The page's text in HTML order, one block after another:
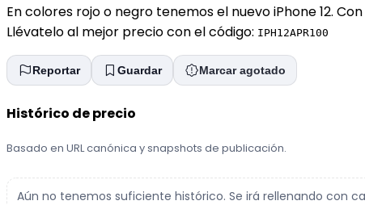
En colores rojo o negro tenemos el nuevo iPhone 12.
Llévatelo al mejor precio con el código: IPH12APR100
Reportar Guardar Marcar agotado
Histórico de precio
Basado en URL canónica y snapshots de publicación.
Aún no tenemos suficiente histórico. Se irá rellenando con